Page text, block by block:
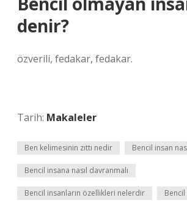
denir?
özverili, fedakar, fedakar.
Tarih: Makaleler
Ben kelimesinin zıttı nedir Bencil insan
Bencil insana nasıl davranmalı
Bencil insanların özellikleri nelerdir